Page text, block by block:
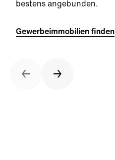
bestens angebunden.
Gewerbeimmobilien finden